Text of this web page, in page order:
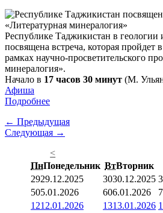
Республике Таджикистан в геологии
посвящена встреча, которая пройдет в
рамках научно-просветительского
минералогия».
Начало в 17 часов 30 минут (М.
Афиша
Подробнее
← Предыдущая
Следующая →
<
ПнПонедельник ВтВторник
2929.12.2025 3030.12.2025
505.01.2026 606.01.2026 7
1212.01.2026 1313.01.2026